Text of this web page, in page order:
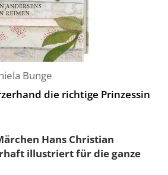
Bunge
die richtige Prinzessin
Hans Christian
illustriert für die ganze